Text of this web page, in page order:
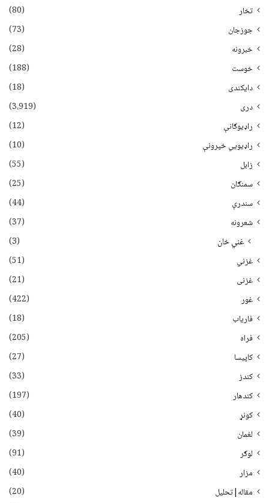
تخار
(80)
جوزجان
(73)
خبرونه
(28)
خوست
(188)
دایکندی
(18)
دری
(3،919)
راډیوګانې
(12)
راډیويي خپرونې
(10)
زابل
(55)
سمنګان
(25)
سندرې
(44)
شعرونه
(37)
غني خان
(3)
غزني
(51)
غزنی
(21)
غور
(422)
فاریاب
(18)
فراه
(205)
کاپیسا
(27)
کندز
(33)
کندهار
(197)
کونړ
(40)
لغمان
(39)
لوګر
(91)
مزار
(40)
مقاله|تحلیل
(20)